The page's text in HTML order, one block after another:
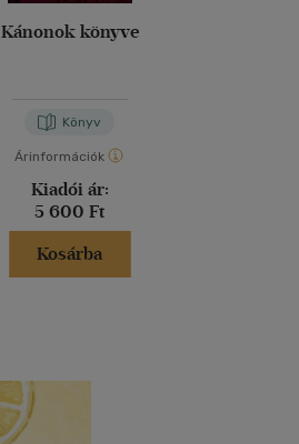
Kánonok könyve
Könyv
Árinformációk
Kiadói ár:
5 600 Ft
Kosárba